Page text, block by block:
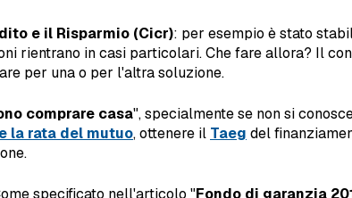
e il Risparmio (Cicr): per esempio è stato
rientrano in casi particolari. Che fare allora? Il
per una o per l'altra soluzione.
comprare casa", specialmente se non si
la rata del mutuo, ottenere il Taeg del
specificato nell'articolo "Fondo di garanzia